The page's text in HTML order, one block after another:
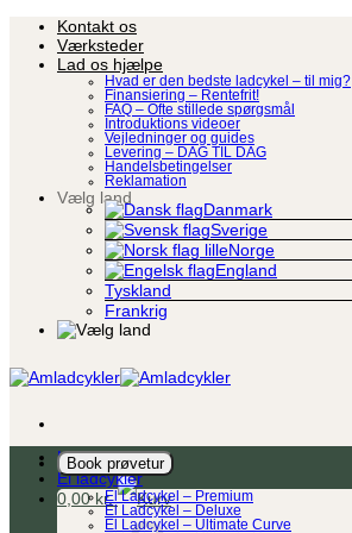
Fortsæt
indhold
Kontakt os
Værksteder
Lad os hjælpe
Hvad er den bedste ladcykel – til mig?
Finansiering – Rentefrit!
FAQ – Ofte stillede spørgsmål
Introduktions videoer
Vejledninger og guides
Levering – DAG TIL DAG
Handelsbetingelser
Reklamation
Vælg land
Danmark
Sverige
Norge
England
Tyskland
Frankrig
Book prøvetur
0,00kr.
Ladcykel
El ladcykler
El Ladcykel – Premium
El Ladcykel – Deluxe
El Ladcykel – Ultimate Curve